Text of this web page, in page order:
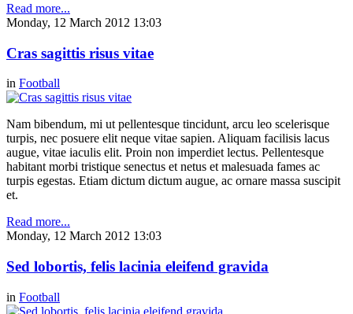
Read more...
Monday, 12 March 2012 13:03
Cras sagittis risus vitae
in Football
Nam bibendum, mi ut pellentesque tincidunt, arcu leo scelerisque
turpis, nec posuere elit neque vitae sapien. Aliquam facilisis lacus
augue, vitae iaculis elit. Proin non imperdiet lectus. Pellentesque
habitant morbi tristique senectus et netus et malesuada fames ac
turpis egestas. Etiam dictum dictum augue, ac ornare massa suscipit
et.
Read more...
Monday, 12 March 2012 13:03
Sed lobortis, felis lacinia eleifend gravida
in Football